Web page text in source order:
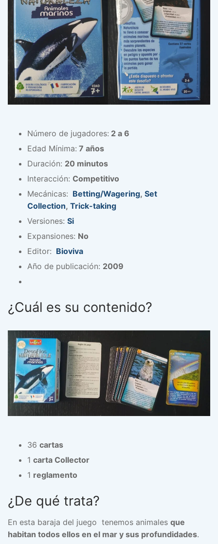
Número de jugadores: 2 a 6
Edad Mínima: 7 años
Duración: 20 minutos
Interacción: Competitivo
Mecánicas: Betting/Wagering, Set
Collection, Trick-taking
Versiones: Si
Expansiones: No
Editor: Bioviva
Año de publicación: 2009
¿Cuál es su contenido?
36 cartas
1 carta Collector
1 reglamento
¿De qué trata?
En esta baraja del juego tenemos animales que
habitan todos ellos en el mar y sus profundidades.